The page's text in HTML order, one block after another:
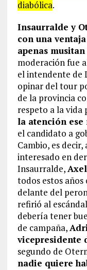
diabólica.
Insaurralde y
con una
apenas
moderación fue
el intendente de
opinar del tour
de la provincia
respeto a la vida
la atención
el candidato a
Cambio, es
interesado en
Insaurralde,
todos estos
delante del
refirió al
debería tener
de campaña,
vicepresidente
segundo de
nadie quiere